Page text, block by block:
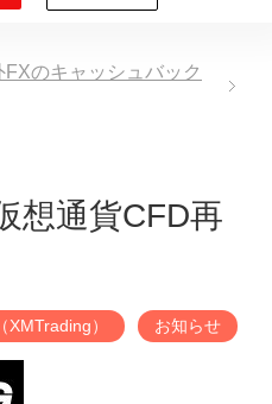
のキャッシュバック
想通貨CFD再
XMTrading） お知らせ